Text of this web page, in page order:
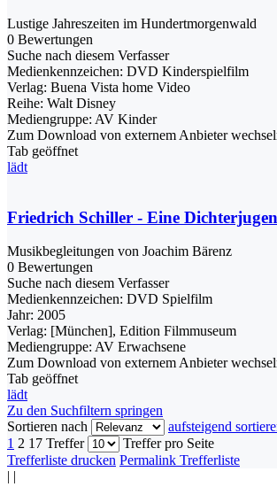
Lustige Jahreszeiten im Hundertmorgenwald
0 Bewertungen
Suche nach diesem Verfasser
Medienkennzeichen: DVD Kinderspielfilm
Verlag: Buena Vista home Video
Reihe: Walt Disney
Mediengruppe: AV Kinder
Zum Download von externem Anbieter
Tab geöffnet
lädt
Friedrich Schiller - Eine
Musikbegleitungen von Joachim Bärenz
0 Bewertungen
Suche nach diesem Verfasser
Medienkennzeichen: DVD Spielfilm
Jahr: 2005
Verlag: [München], Edition Filmmuseum
Mediengruppe: AV Erwachsene
Zum Download von externem Anbieter
Tab geöffnet
lädt
Zu den Suchfiltern springen
Sortieren nach
aufsteigend
1 2 17 Treffer
Treffer pro Seite
Trefferliste drucken Permalink Trefferliste